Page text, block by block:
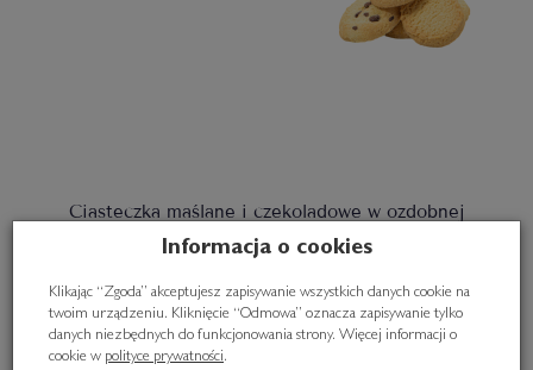
Ciasteczka maślane i czekoladowe w ozdobnej
puszce, 240g
Do koszyka
Informacja o cookies
Klikając “Zgoda” akceptujesz zapisywanie wszystkich danych cookie na
twoim urządzeniu. Kliknięcie “Odmowa” oznacza zapisywanie tylko
danych niezbędnych do funkcjonowania strony. Więcej informacji o
cookie w polityce prywatności.